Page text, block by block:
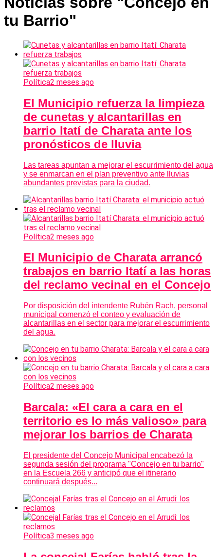
tu Barrio"
Política2 meses ago
El Municipio refuerza la limpieza
de cunetas y alcantarillas en
barrio Itatí de Charata ante los
pronósticos de lluvia
Las tareas apuntan a mejorar el escurrimiento del agua
y se enmarcan en el plan preventivo ante lluvias
abundantes previstas para la ciudad.
Política2 meses ago
El Municipio de Charata arrancó
trabajos en barrio Itatí a las horas
del reclamo vecinal en el Concejo
Por disposición del intendente Rubén Rach, personal
municipal comenzó el conteo y evaluación de
alcantarillas en el sector para mejorar el escurrimiento
del agua.
Política2 meses ago
Barcala: «El cara a cara en el
territorio es lo más valioso» para
mejorar los barrios de Charata
El presidente del Concejo Municipal encabezó la
segunda sesión del programa "Concejo en tu barrio"
en la Escuela 266 y anticipó que el itinerario
continuará después...
Política3 meses ago